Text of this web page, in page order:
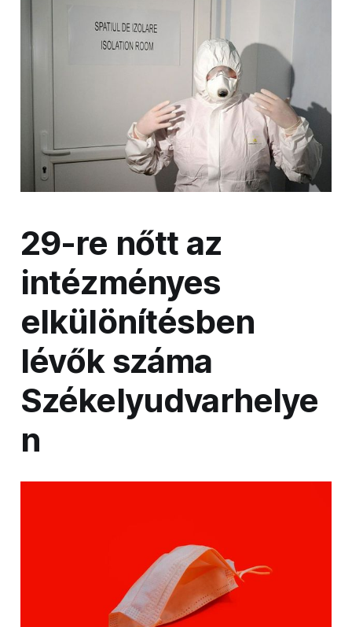
29-re nőtt az
intézményes
elkülönítésben
lévők száma
Székelyudvarhelye
n